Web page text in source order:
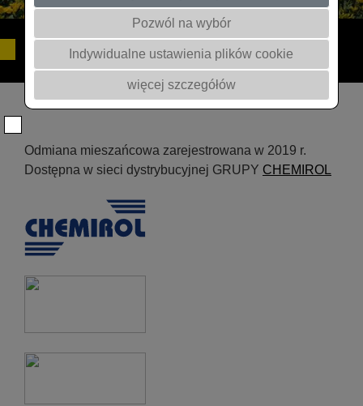
Pozwól na wybór
Indywidualne ustawienia plików cookie
więcej szczegółów
DOMINATOR F1
Odmiana mieszańcowa zarejestrowana w 2019 r.
Dostępna w sieci dystrybucyjnej GRUPY CHEMIROL